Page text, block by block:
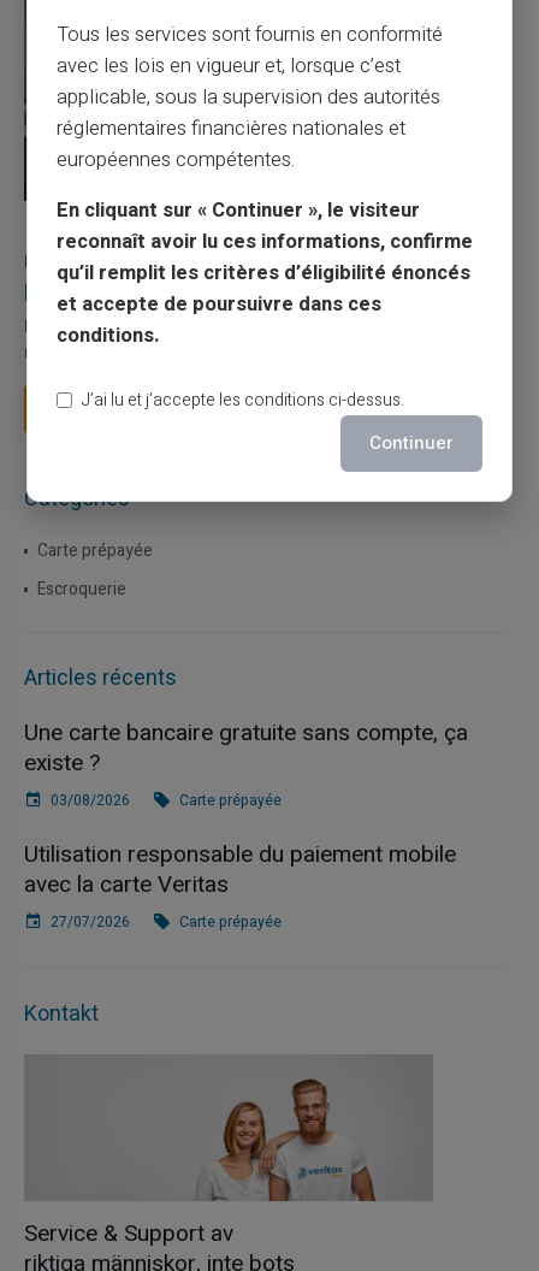
27/07/2026 Carte prépayée
Utilisation responsable du paiement mobile avec
la carte Veritas
Le paiement mobile s'est imposé dans les habitudes quotidiennes,
mais il appelle des réflexes pour é...
Lire la suite
Catégories
Carte prépayée
Escroquerie
Articles récents
Une carte bancaire gratuite sans compte, ça
existe ?
03/08/2026 Carte prépayée
Utilisation responsable du paiement mobile
avec la carte Veritas
27/07/2026 Carte prépayée
Kontakt
Service & Support av
riktiga människor, inte bots
Tous les services sont fournis en conformité
avec les lois en vigueur et, lorsque c’est
applicable, sous la supervision des autorités
réglementaires financières nationales et
européennes compétentes.
En cliquant sur « Continuer », le visiteur
reconnaît avoir lu ces informations, confirme
qu’il remplit les critères d’éligibilité énoncés
et accepte de poursuivre dans ces
conditions.
J’ai lu et j’accepte les conditions ci-dessus.
Continuer